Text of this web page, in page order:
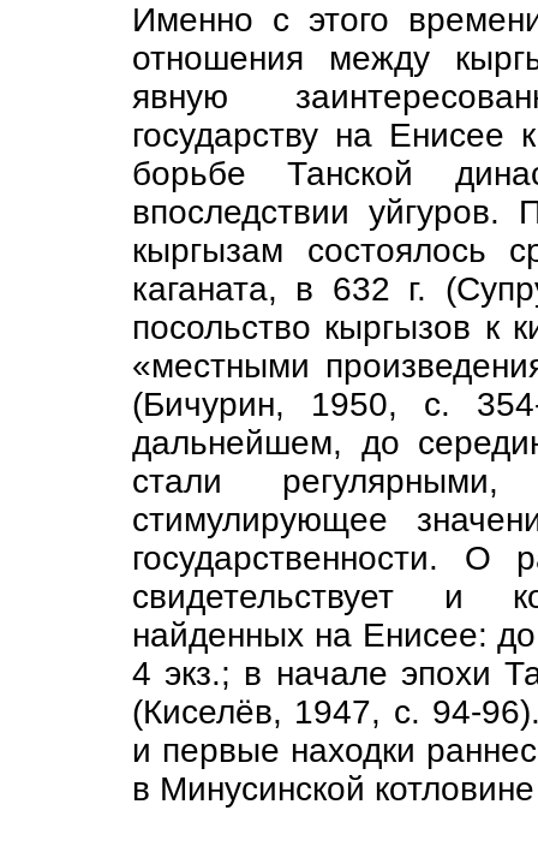
Именно с этого
отношения между
явную
государству на Енисее
борьбе Танской
впоследствии уйгуров.
кыргызам состоялось
каганата, в 632 г.
посольство кыргызов к
«местными
(Бичурин, 1950, с.
дальнейшем, до
стали
стимулирующее
государственности. О
свидетельствует и
найденных на Енисее:
4 экз.; в начале эпохи
(Киселёв, 1947, с. 94-
и первые находки
в Минусинской